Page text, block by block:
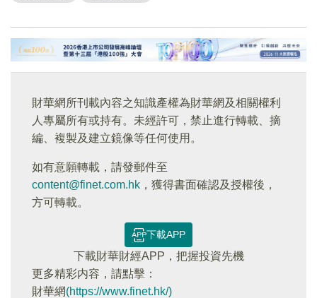
財華網所刊載內容之知識產權為財華網及相關權利
人專屬所有或持有。未經許可，禁止進行轉載、摘
編、複製及建立鏡像等任何使用。
如有意願轉載，請發郵件至
content@finet.com.hk ，獲得書面確認及授權後，
方可轉載。
下載APP
下載財華財經APP，把握投資先機
更多精彩内容，請點擊：
財華網(https://www.finet.hk/)